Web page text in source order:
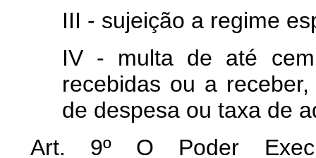
III - sujeição a regime
IV - multa de até
recebidas ou a
de despesa ou taxa de
Art. 9º O Poder